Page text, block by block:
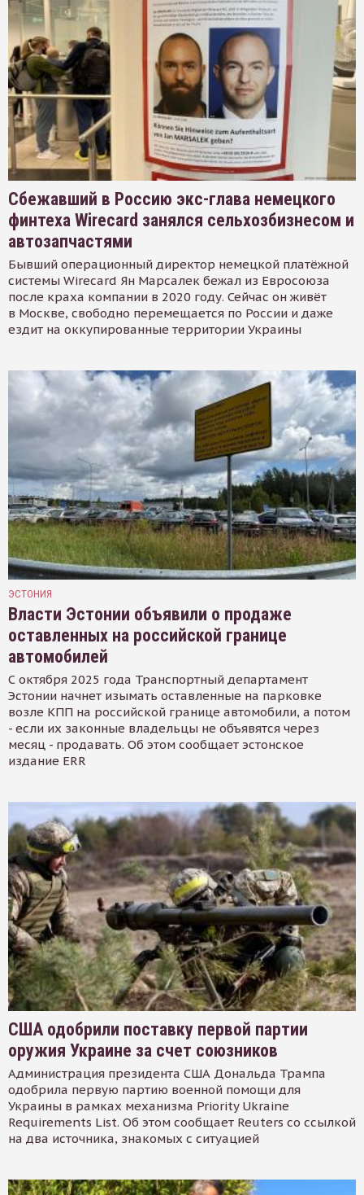
Сбежавший в Россию экс-глава немецкого
финтеха Wirecard занялся сельхозбизнесом и
автозапчастями
Бывший операционный директор немецкой платёжной
системы Wirecard Ян Марсалек бежал из Евросоюза
после краха компании в 2020 году. Сейчас он живёт
в Москве, свободно перемещается по России и даже
ездит на оккупированные территории Украины
ЭСТОНИЯ
Власти Эстонии объявили о продаже
оставленных на российской границе
автомобилей
С октября 2025 года Транспортный департамент
Эстонии начнет изымать оставленные на парковке
возле КПП на российской границе автомобили, а потом
- если их законные владельцы не объявятся через
месяц - продавать. Об этом сообщает эстонское
издание ERR
США одобрили поставку первой партии
оружия Украине за счет союзников
Администрация президента США Дональда Трампа
одобрила первую партию военной помощи для
Украины в рамках механизма Priority Ukraine
Requirements List. Об этом сообщает Reuters со ссылкой
на два источника, знакомых с ситуацией